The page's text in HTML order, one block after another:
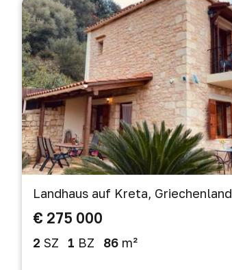
Landhaus auf Kreta, Griechenland
€ 275 000
2 SZ 1 BZ 86 m²